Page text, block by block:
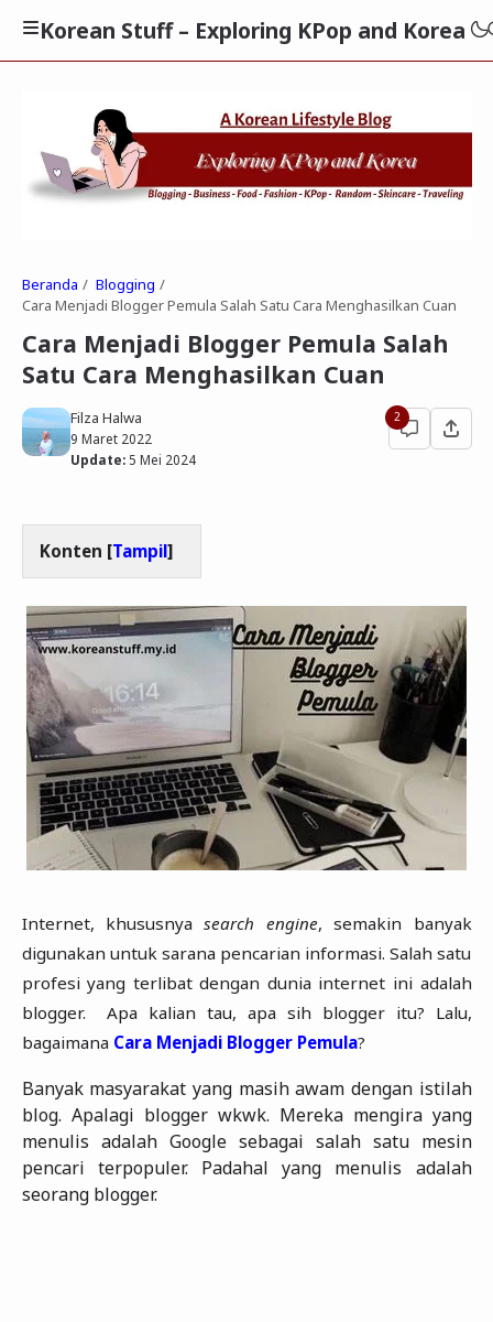
Korean Stuff – Exploring KPop and Korea
Beranda
Blogging
Cara Menjadi Blogger Pemula Salah Satu Cara Menghasilkan Cuan
Cara Menjadi Blogger Pemula Salah
Satu Cara Menghasilkan Cuan
Filza Halwa
9 Maret 2022
Update: 5 Mei 2024
2
Konten [Tampil]
Internet, khususnyasearch engine, semakin banyak
digunakan untuk sarana pencarian informasi. Salah satu
profesi yang terlibat dengan dunia internet ini adalah
blogger.
Apa kalian tau, apa sih blogger itu? Lalu,
bagaimana Cara Menjadi Blogger Pemula?
Banyak masyarakat yang masih awam dengan istilah
blog. Apalagi blogger wkwk. Mereka mengira yang
menulis adalah Google sebagai salah satu mesin
pencari terpopuler. Padahal yang menulis adalah
seorang blogger.